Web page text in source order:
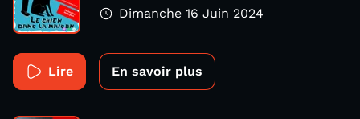
Dimanche 16 Juin 2024
Lire En savoir plus